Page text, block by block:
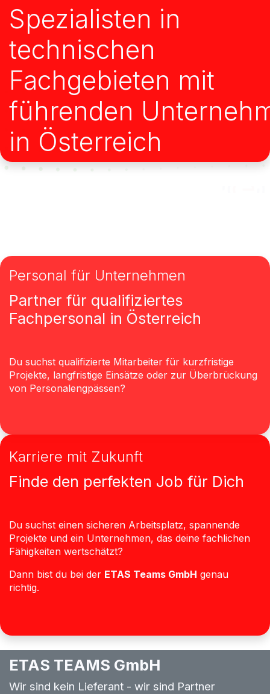
Spezialisten in
technischen
Fachgebieten mit
führenden
in Österreich
Personal für Unternehmen
Partner für qualifiziertes
Fachpersonal in Österreich
Du suchst qualifizierte Mitarbeiter für kurzfristige
Projekte, langfristige Einsätze oder zur Überbrückung
von Personalengpässen?
Karriere mit Zukunft
Finde den perfekten Job für Dich
Du suchst einen sicheren Arbeitsplatz, spannende
Projekte und ein Unternehmen, das deine fachlichen
Fähigkeiten wertschätzt?
Dann bist du bei der ETAS Teams GmbH genau
richtig.
ETAS TEAMS GmbH
Wir sind kein Lieferant - wir sind Partner